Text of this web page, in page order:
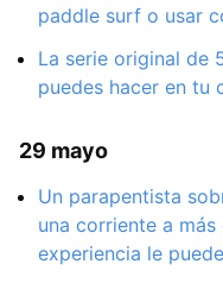
paddle surf o usar
La serie original de
puedes hacer en tu
29 mayo
Un parapentista
una corriente a
experiencia le